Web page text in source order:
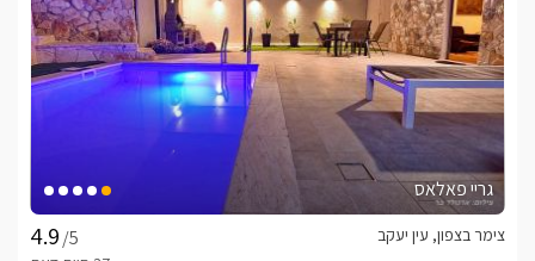
גריי פאלאס
/5
צימר בצפון, עין יעקב